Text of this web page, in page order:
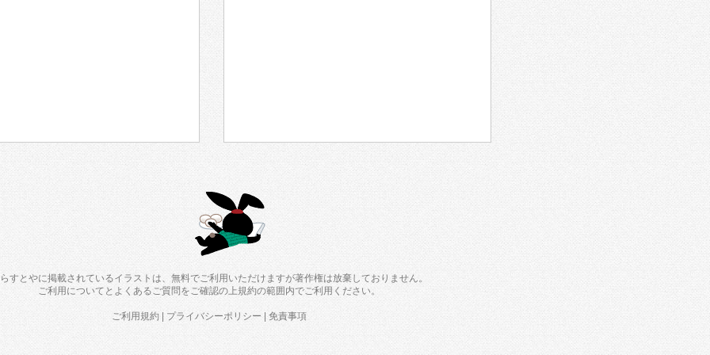
すとやに掲載されているイラストは、無料でご利用いただけますが著作権は放棄しておりません。
ご利用について と よくあるご質問をご確認の上規約の範囲内でご利用ください。
ご利用規約 | プライバシーポリシー |免責事項